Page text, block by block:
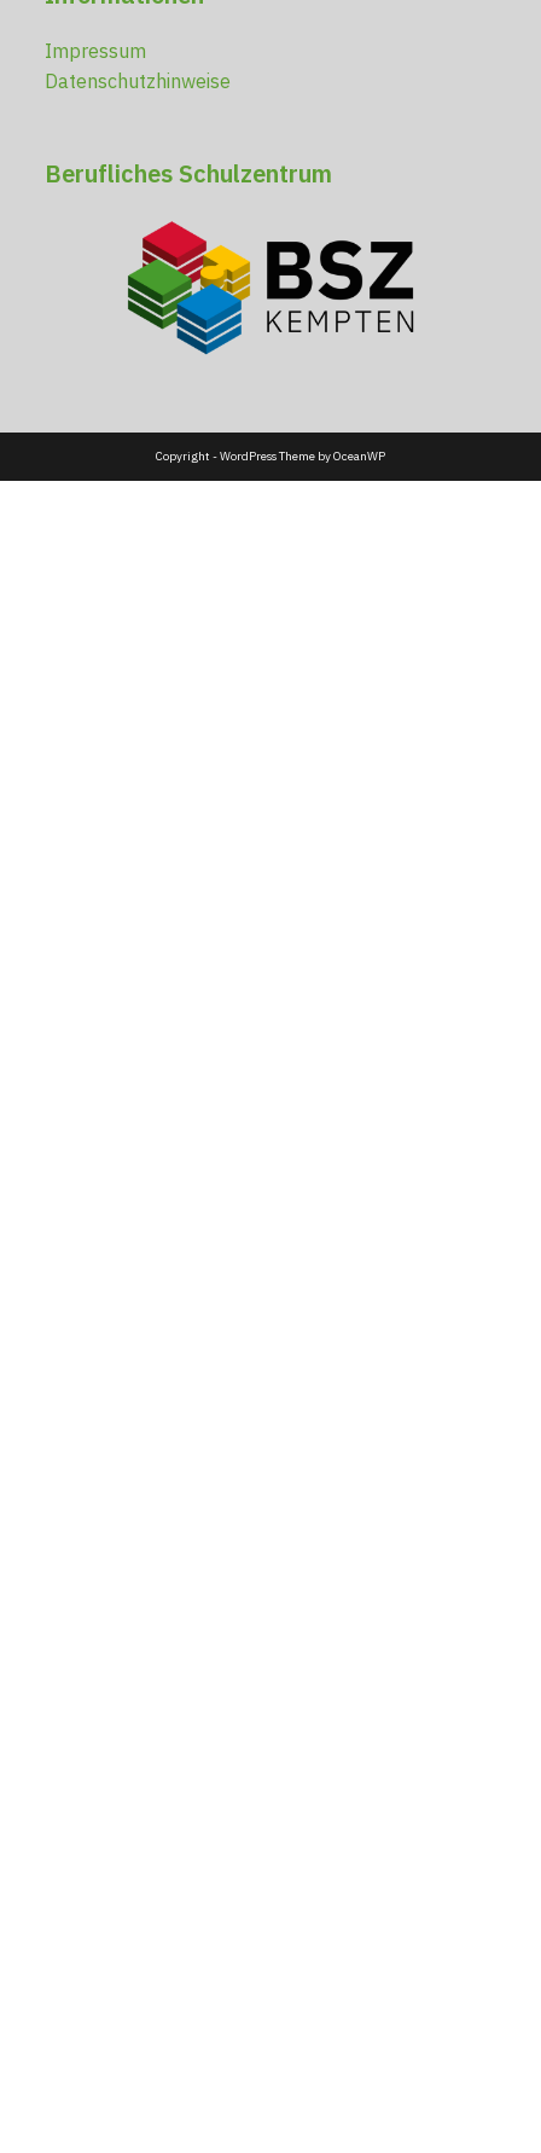
Impressum
Datenschutzhinweise
Berufliches Schulzentrum
Copyright - WordPress Theme by OceanWP